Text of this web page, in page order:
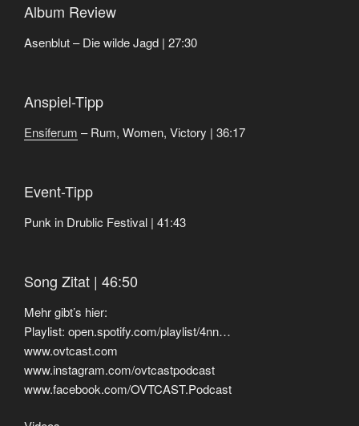
Album Review
Asenblut – Die wilde Jagd | 27:30
Anspiel-Tipp
Ensiferum – Rum, Women, Victory | 36:17
Event-Tipp
Punk in Drublic Festival | 41:43
Song Zitat | 46:50
Mehr gibt’s hier:
Playlist: open.spotify.com/playlist/4nn…
www.ovtcast.com
www.instagram.com/ovtcastpodcast
www.facebook.com/OVTCAST.Podcast